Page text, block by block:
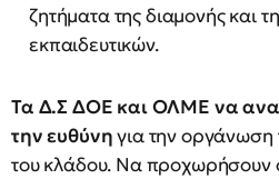
ζητήματα της διαμονής και
εκπαιδευτικών.
Τα Δ.Σ ΔΟΕ και ΟΛΜΕ να
την ευθύνηγια την οργάνωση
του κλάδου. Να προχωρήσουν